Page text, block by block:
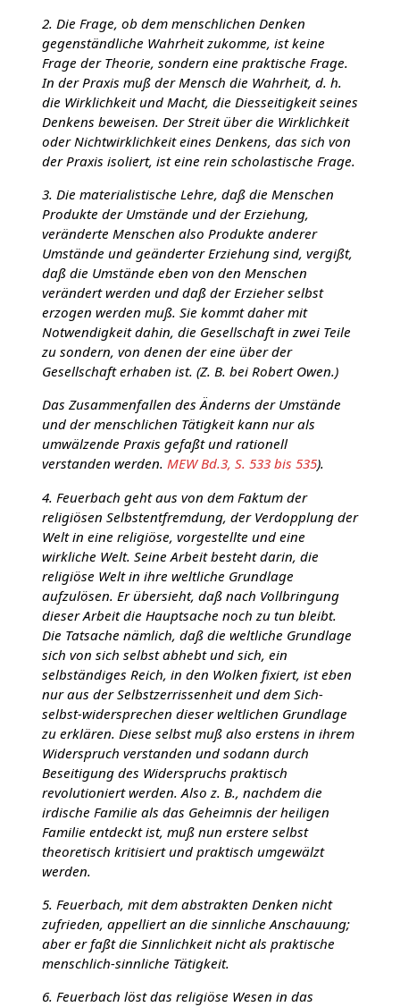
2. Die Frage, ob dem menschlichen Denken
gegenständliche Wahrheit zukomme, ist keine
Frage der Theorie, sondern eine praktische Frage.
In der Praxis muß der Mensch die Wahrheit, d. h.
die Wirklichkeit und Macht, die Diesseitigkeit seines
Denkens beweisen. Der Streit über die Wirklichkeit
oder Nichtwirklichkeit eines Denkens, das sich von
der Praxis isoliert, ist eine rein scholastische Frage.
3. Die materialistische Lehre, daß die Menschen
Produkte der Umstände und der Erziehung,
veränderte Menschen also Produkte anderer
Umstände und geänderter Erziehung sind, vergißt,
daß die Umstände eben von den Menschen
verändert werden und daß der Erzieher selbst
erzogen werden muß. Sie kommt daher mit
Notwendigkeit dahin, die Gesellschaft in zwei Teile
zu sondern, von denen der eine über der
Gesellschaft erhaben ist. (Z. B. bei Robert Owen.)
Das Zusammenfallen des Änderns der Umstände
und der menschlichen Tätigkeit kann nur als
umwälzende Praxis gefaßt und rationell
verstanden werden. MEW Bd.3, S. 533 bis 535).
4. Feuerbach geht aus von dem Faktum der
religiösen Selbstentfremdung, der Verdopplung der
Welt in eine religiöse, vorgestellte und eine
wirkliche Welt. Seine Arbeit besteht darin, die
religiöse Welt in ihre weltliche Grundlage
aufzulösen. Er übersieht, daß nach Vollbringung
dieser Arbeit die Hauptsache noch zu tun bleibt.
Die Tatsache nämlich, daß die weltliche Grundlage
sich von sich selbst abhebt und sich, ein
selbständiges Reich, in den Wolken fixiert, ist eben
nur aus der Selbstzerrissenheit und dem Sich-
selbst-widersprechen dieser weltlichen Grundlage
zu erklären. Diese selbst muß also erstens in ihrem
Widerspruch verstanden und sodann durch
Beseitigung des Widerspruchs praktisch
revolutioniert werden. Also z. B., nachdem die
irdische Familie als das Geheimnis der heiligen
Familie entdeckt ist, muß nun erstere selbst
theoretisch kritisiert und praktisch umgewälzt
werden.
5. Feuerbach, mit dem abstrakten Denken nicht
zufrieden, appelliert an die sinnliche Anschauung;
aber er faßt die Sinnlichkeit nicht als praktische
menschlich-sinnliche Tätigkeit.
6. Feuerbach löst das religiöse Wesen in das